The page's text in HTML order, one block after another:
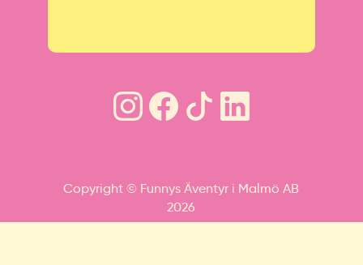
Copyright © Funnys Äventyr i Malmö AB
2026